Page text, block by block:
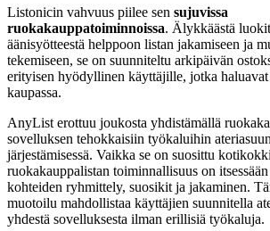
Listonicin vahvuus piilee sen sujuvissa
ruokakauppatoiminnoissa. Älykkäästä
äänisyötteestä helppoon listan jakamiseen ja
tekemiseen, se on suunniteltu arkipäivän
erityisen hyödyllinen käyttäjille, jotka
kaupassa.
AnyList erottuu joukosta yhdistämällä
sovelluksen tehokkaisiin työkaluihin
järjestämisessä. Vaikka se on suosittu
ruokakauppalistan toiminnallisuus on
kohteiden ryhmittely, suosikit ja jakaminen.
muotoilu mahdollistaa käyttäjien suunnitella
yhdestä sovelluksesta ilman erillisiä työkaluja.